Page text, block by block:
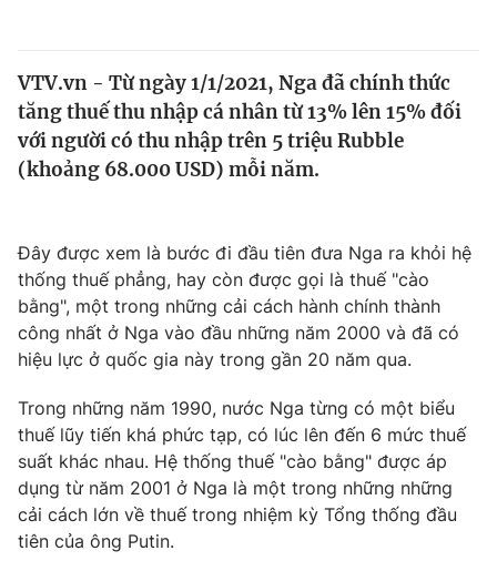
Thế giới
Tin tức
Câu chuyện quốc tế
Tài chính
Thị trường
Góc doanh nghiệp
Dữ liệu và đời sống
Truyền hình
Phim VTV
Hậu trường
Nhân vật
Khán giả
Giải sao mai
Điện ảnh
Âm nhạc
Sao
Đời sống
Du lịch
Làm đẹp
Giáo dục
VTV.vn - Từ ngày 1/1/2021, Nga đã chính thức
tăng thuế thu nhập cá nhân từ 13% lên 15% đối
với người có thu nhập trên 5 triệu Rubble
(khoảng 68.000 USD) mỗi năm.
Đây được xem là bước đi đầu tiên đưa Nga ra khỏi hệ
thống thuế phẳng, hay còn được gọi là thuế "cào
bằng", một trong những cải cách hành chính thành
công nhất ở Nga vào đầu những năm 2000 và đã có
hiệu lực ở quốc gia này trong gần 20 năm qua.
Trong những năm 1990, nước Nga từng có một biểu
thuế lũy tiến khá phức tạp, có lúc lên đến 6 mức thuế
suất khác nhau. Hệ thống thuế "cào bằng" được áp
dụng từ năm 2001 ở Nga là một trong những những
cải cách lớn về thuế trong nhiệm kỳ Tổng thống đầu
tiên của ông Putin.